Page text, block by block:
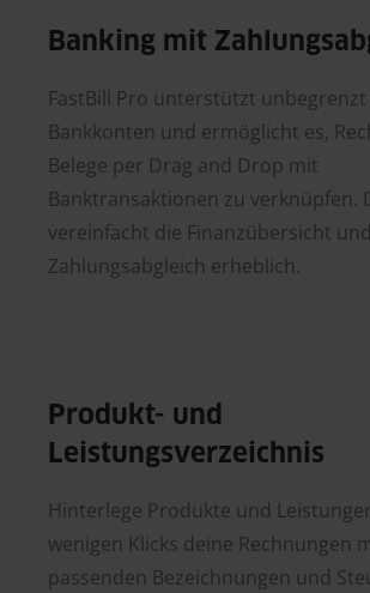
Banking mit
FastBill Pro unterstützt unbegrenzt
Bankkonten und ermöglicht es,
Belege per Drag and Drop mit
Banktransaktionen zu verknüpfen.
vereinfacht die Finanzübersicht
Zahlungsabgleich erheblich.
Produkt- und
Leistungsverzeichnis
Hinterlege Produkte und
wenigen Klicks deine Rechnungen
passenden Bezeichnungen und